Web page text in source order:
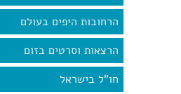
הרחובות היפים בעולם
הרצאות וסרטים בזום
חו"ל בישראל